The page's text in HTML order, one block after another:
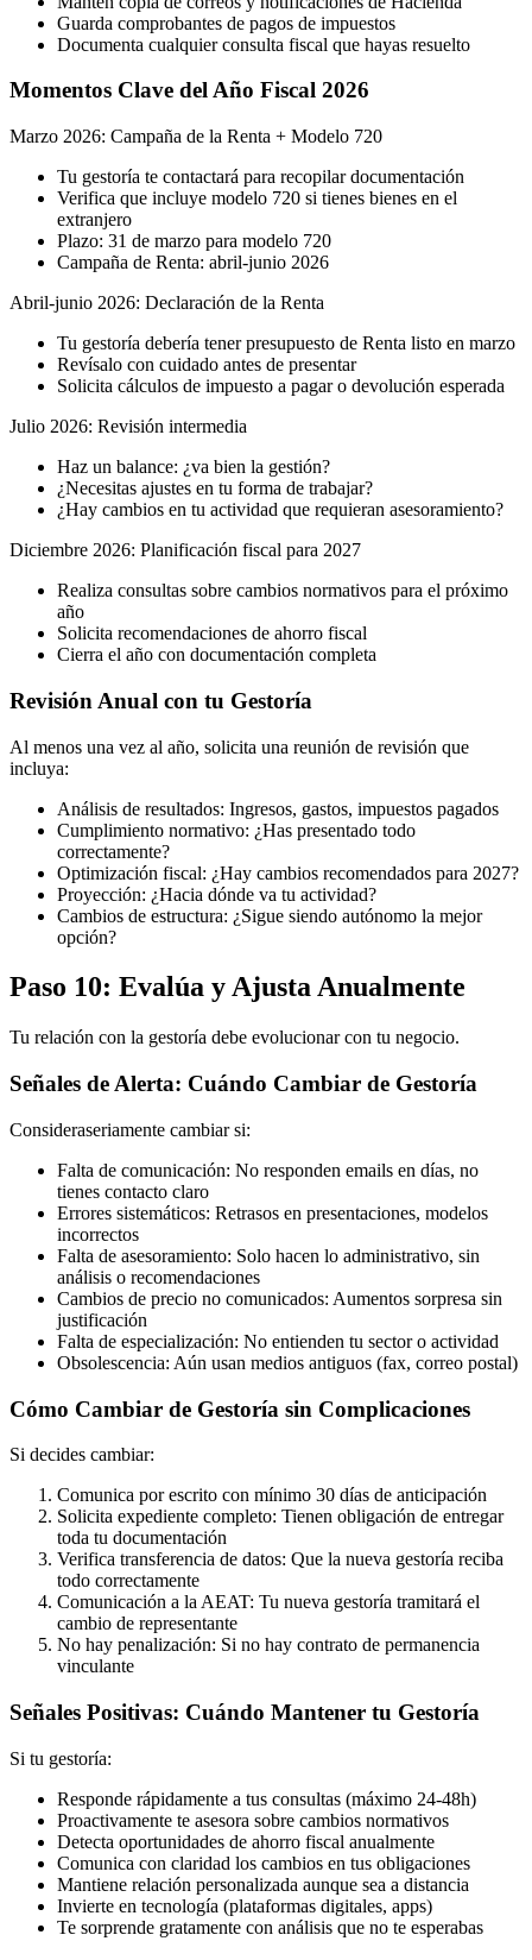
Guarda comprobantes de pagos de impuestos
Documenta cualquier consulta fiscal que hayas resuelto
Momentos Clave del Año Fiscal 2026
Marzo 2026: Campaña de la Renta + Modelo 720
Tu gestoría te contactará para recopilar documentación
Verifica que incluye modelo 720 si tienes bienes en el
extranjero
Plazo: 31 de marzo para modelo 720
Campaña de Renta: abril-junio 2026
Abril-junio 2026: Declaración de la Renta
Tu gestoría debería tener presupuesto de Renta listo en marzo
Revísalo con cuidado antes de presentar
Solicita cálculos de impuesto a pagar o devolución esperada
Julio 2026: Revisión intermedia
Haz un balance: ¿va bien la gestión?
¿Necesitas ajustes en tu forma de trabajar?
¿Hay cambios en tu actividad que requieran asesoramiento?
Diciembre 2026: Planificación fiscal para 2027
Realiza consultas sobre cambios normativos para el próximo
año
Solicita recomendaciones de ahorro fiscal
Cierra el año con documentación completa
Revisión Anual con tu Gestoría
Al menos una vez al año, solicita una reunión de revisión que
incluya:
Análisis de resultados: Ingresos, gastos, impuestos pagados
Cumplimiento normativo: ¿Has presentado todo
correctamente?
Optimización fiscal: ¿Hay cambios recomendados para 2027?
Proyección: ¿Hacia dónde va tu actividad?
Cambios de estructura: ¿Sigue siendo autónomo la mejor
opción?
Paso 10: Evalúa y Ajusta Anualmente
Tu relación con la gestoría debe evolucionar con tu negocio.
Señales de Alerta: Cuándo Cambiar de Gestoría
Consideraseriamente cambiar si:
Falta de comunicación: No responden emails en días, no
tienes contacto claro
Errores sistemáticos: Retrasos en presentaciones, modelos
incorrectos
Falta de asesoramiento: Solo hacen lo administrativo, sin
análisis o recomendaciones
Cambios de precio no comunicados: Aumentos sorpresa sin
justificación
Falta de especialización: No entienden tu sector o actividad
Obsolescencia: Aún usan medios antiguos (fax, correo postal)
Cómo Cambiar de Gestoría sin Complicaciones
Si decides cambiar:
Comunica por escrito con mínimo 30 días de anticipación
Solicita expediente completo: Tienen obligación de entregar
toda tu documentación
Verifica transferencia de datos: Que la nueva gestoría reciba
todo correctamente
Comunicación a la AEAT: Tu nueva gestoría tramitará el
cambio de representante
No hay penalización: Si no hay contrato de permanencia
vinculante
Señales Positivas: Cuándo Mantener tu Gestoría
Si tu gestoría:
Responde rápidamente a tus consultas (máximo 24-48h)
Proactivamente te asesora sobre cambios normativos
Detecta oportunidades de ahorro fiscal anualmente
Comunica con claridad los cambios en tus obligaciones
Mantiene relación personalizada aunque sea a distancia
Invierte en tecnología (plataformas digitales, apps)
Te sorprende gratamente con análisis que no te esperabas